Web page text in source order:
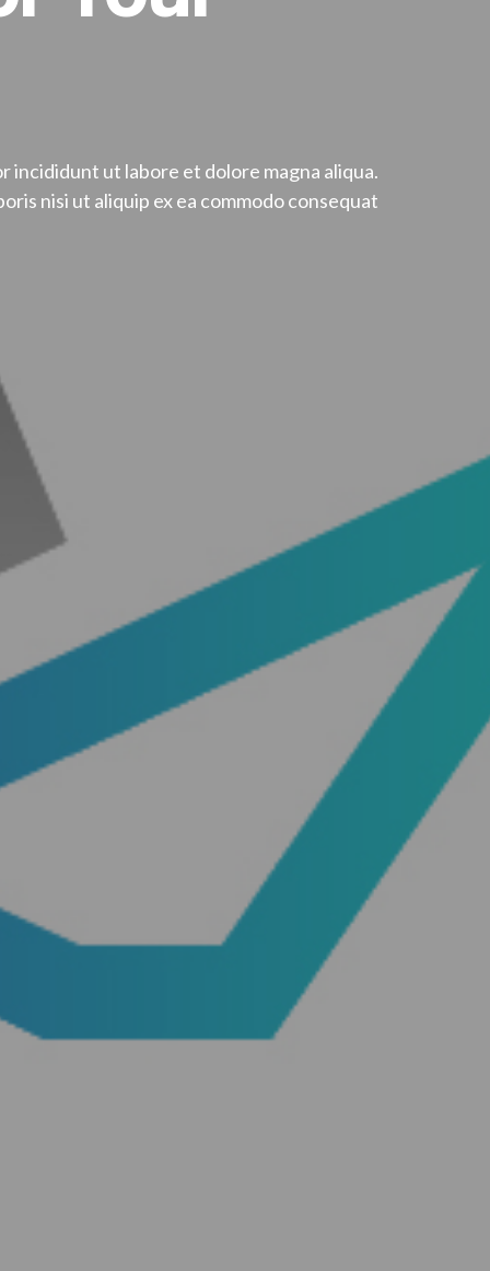
incididunt ut labore et dolore magna aliqua.
nisi ut aliquip ex ea commodo consequat.